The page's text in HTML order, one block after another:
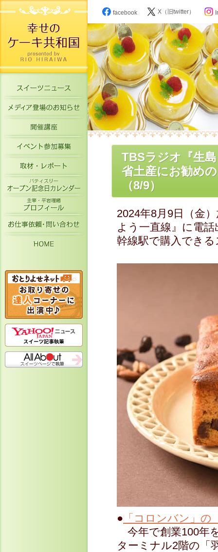
スイーツニュース
メディア登場のお知らせ
開催講座
イベント参加募集
取材・レポート
パティスリーオープン記念日カレン
お仕事依頼・お問い合わせ
facebook X（旧twitter）
TBSラジオ『生
省土産にお勧め
（8/9）
2024年8月9日（金
よう一直線』に電
幹線駅で購入でき
● 「コロンバン」
今年で創業100年
ターミナル2階の「